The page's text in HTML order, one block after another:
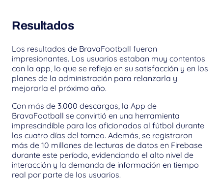
Resultados
Los resultados de BravaFootball fueron
impresionantes. Los usuarios estaban muy contentos
con la app, lo que se refleja en su satisfacción y en los
planes de la administración para relanzarla y
mejorarla el próximo año.
Con más de 3.000 descargas, la App de
BravaFootball se convirtió en una herramienta
imprescindible para los aficionados al fútbol durante
los cuatro días del torneo. Además, se registraron
más de 10 millones de lecturas de datos en Firebase
durante este período, evidenciando el alto nivel de
interacción y la demanda de información en tiempo
real por parte de los usuarios.